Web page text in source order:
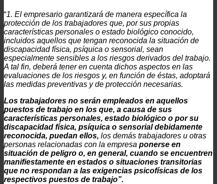
“1. El empresario garantizará de manera específica la
protección de los trabajadores que, por sus propias
características personales o estado biológico conocido,
incluidos aquellos que tengan reconocida la situación de
discapacidad física, psíquica o sensorial, sean
especialmente sensibles a los riesgos derivados del trabajo.
A tal fin, deberá tener en cuenta dichos aspectos en las
evaluaciones de los riesgos y, en función de éstas, adoptará
las medidas preventivas y de protección necesarias.
Los trabajadores no serán empleados en aquellos
puestos de trabajo en los que, a causa de sus
características personales, estado biológico o por su
discapacidad física, psíquica o sensorial debidamente
reconocida, puedan ellos, los demás trabajadores u otras
personas relacionadas con la empresa ponerse en
situación de peligro o, en general, cuando se encuentren
manifiestamente en estados o situaciones transitorias
que no respondan a las exigencias psicofísicas de los
respectivos puestos de trabajo”.